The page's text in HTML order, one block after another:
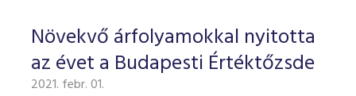
Növekvő árfolyamokkal nyitotta
az évet a Budapesti Értéktőzsde
2021. febr. 01.